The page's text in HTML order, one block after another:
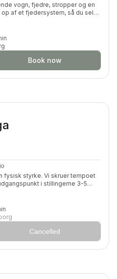
vogn, fjedre, stropper og en
af et fjedersystem, så du selv
får en dynamisk og effektiv
på din styrke,
og koncentration.
Book now
fysisk styrke. Vi skruer tempoet
i stillingerne 3-5
siddende eller liggende. Det
synes som lang tid,
det langsomme tempo, føles
og at have god tid til det.
lag, der kan tages af og på
for lidt.
Cancelled